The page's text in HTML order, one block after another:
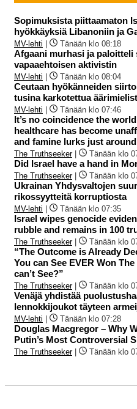
Sopimuksista piittaamaton
hyökkäyksiä Libanoniin ja
MV-lehti Tänään klo 08:18
Afgaani murhasi ja paloitteli
vapaaehtoisen aktivistin
MV-lehti Tänään klo 08:04
Ceutaan hyökänneiden
tusina karkotettua
MV-lehti Tänään klo 07:46
It’s no coincidence the
healthcare has become
and famine lurks just
The Truthseeker| Tänään klo
Did Israel have a hand in
The Truthseeker| Tänään klo
Ukrainan Yhdysvaltojen
rikossyytteitä korruptiosta
MV-lehti Tänään klo 07:35
Israel wipes genocide
rubble and remains in 100
The Truthseeker| Tänään klo
“The Outcome is Already
You can See EVER Won
can’t See?”
The Truthseeker| Tänään klo
Venäjä yhdistää
lennokkijoukot täyteen
MV-lehti Tänään klo 07:28
Douglas Macgregor – Why
Putin’s Most Controversial
The Truthseeker| Tänään klo